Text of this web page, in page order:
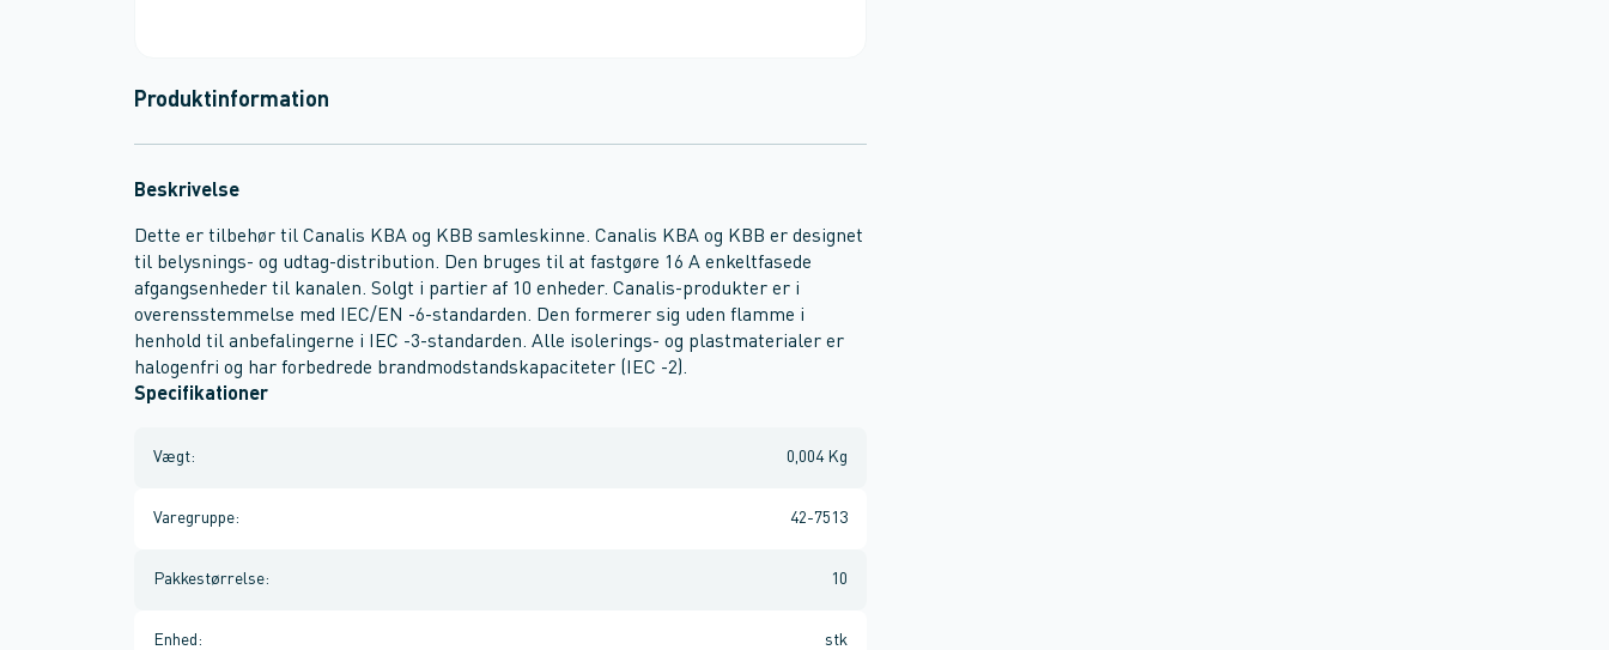
Produktinformation
Beskrivelse
Dette er tilbehør til Canalis KBA og KBB samleskinne. Canalis KBA og KBB er designet
til belysnings- og udtag-distribution. Den bruges til at fastgøre 16 A enkeltfasede
afgangsenheder til kanalen. Solgt i partier af 10 enheder. Canalis-produkter er i
overensstemmelse med IEC/EN -6-standarden. Den formerer sig uden flamme i
henhold til anbefalingerne i IEC -3-standarden. Alle isolerings- og plastmaterialer er
halogenfri og har forbedrede brandmodstandskapaciteter (IEC -2).
Specifikationer
Vægt: 0,004 Kg
Varegruppe: 42-7513
Pakkestørrelse: 10
Enhed : stk